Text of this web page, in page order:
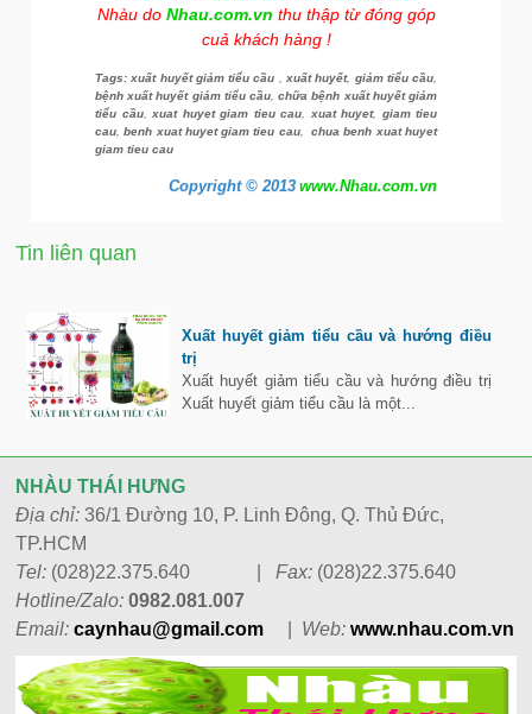
Nhàu do Nhau.com.vn thu thập từ đóng góp
cuả khách hàng !
Tags: xuất huyết giảm tiểu cầu xuất huyết, giảm tiểu cầu
bệnh xuất huyết giảm tiểu cầu ,chữa bệnh xuất huyết giảm
tiểu cầu, xuat huyet giam tieu cau xuat huyet, giam tieu
cau ,benh xuat huyet giam tieu cau,
chua benh xuat huyet
giam tieu cau
Copyright © 2013 www.Nhau.com.vn
Tin liên quan
Xuất huyết giảm tiểu cầu và hướng điều
trị
Xuất huyết giảm tiểu cầu và hướng điều trị
Xuất huyết giảm tiểu cầu là một...
NHÀU THÁI HƯNG
Địa chỉ: 36/1 Đường 10, P. Linh Đông, Q. Thủ Đức,
TP.HCM
Tel: (028)22.375.640 | Fax: (028)22.375.640
Hotline/Zalo: 0982.081.007
Email: caynhau@gmail.com Web: www.n hau.com.vn